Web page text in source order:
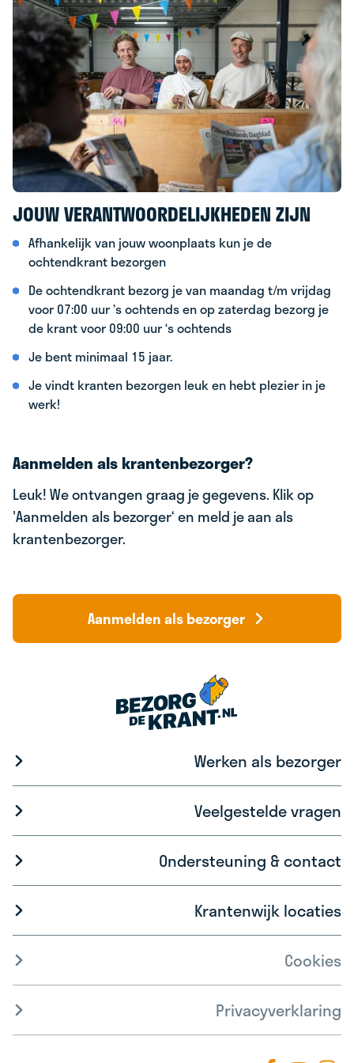
JOUW VERANTWOORDELIJKHEDEN ZIJN
Afhankelijk van jouw woonplaats kun je de
ochtendkrant bezorgen
De ochtendkrant bezorg je van maandag t/m vrijdag
voor 07:00 uur ’s ochtends en op zaterdag bezorg je
de krant voor 09:00 uur ‘s ochtends
Je bent minimaal 15 jaar.
Je vindt kranten bezorgen leuk en hebt plezier in je
werk!
Aanmelden als krantenbezorger?
Leuk! We ontvangen graag je gegevens. Klik op
'Aanmelden als bezorger‘ en meld je aan als
krantenbezorger.
Aanmelden als bezorger
Werken als bezorger
Veelgestelde vragen
Ondersteuning & contact
Krantenwijk locaties
Cookies
Privacyverklaring